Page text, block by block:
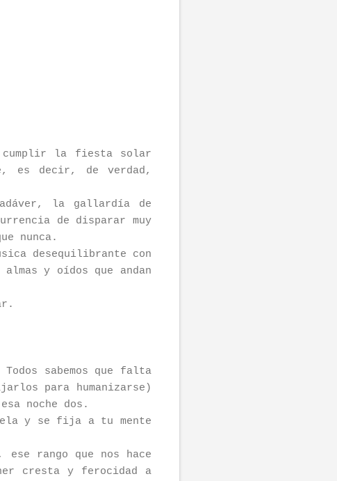
cumplir la fiesta solar
es decir, de verdad,
la gallardía de
de disparar muy
nunca.
desequilibrante con
y oídos que andan
sabemos que falta
para humanizarse)
noche dos.
y se fija a tu mente
rango que nos hace
cresta y ferocidad a